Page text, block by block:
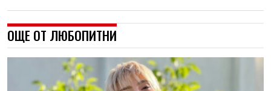
ОЩЕ ОТ ЛЮБОПИТНИ